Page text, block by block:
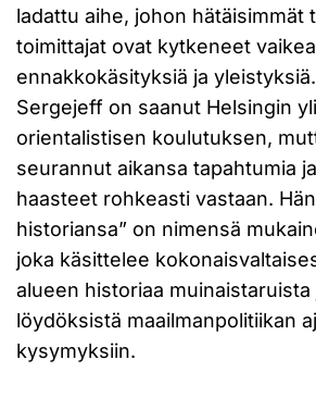
ladattu aihe, johon hätäisimmät
toimittajat ovat kytkeneet
ennakkokäsityksiä ja
Sergejeff on saanut Helsingin
orientalistisen koulutuksen,
seurannut aikansa tapahtumia
haasteet rohkeasti vastaan.
historiansa” on nimensä
joka käsittelee
alueen historiaa
löydöksistä maailmanpolitiikan
kysymyksiin.